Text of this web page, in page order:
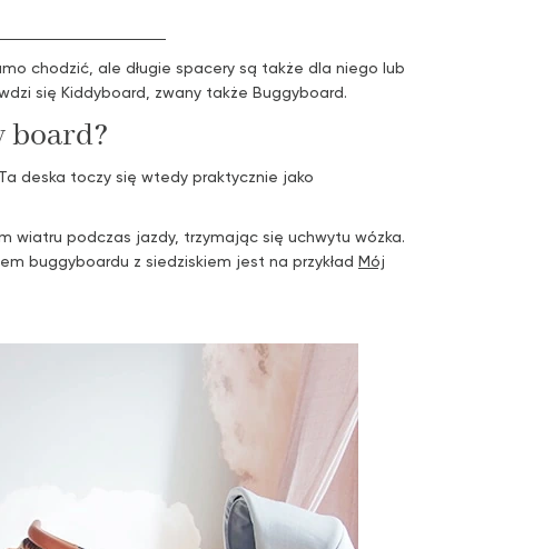
chodzić, ale długie spacery są także dla niego lub
się Kiddyboard, zwany także Buggyboard.
board?
deska toczy się wtedy praktycznie jako
wiatru podczas jazdy, trzymając się uchwytu wózka.
buggyboardu z siedziskiem jest na przykład Mój